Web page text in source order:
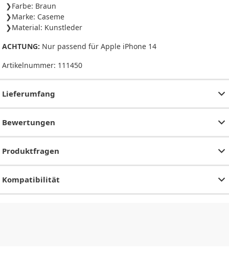
Farbe: Braun
Marke: Caseme
Material: Kunstleder
ACHTUNG: Nur passend für Apple iPhone 14
Artikelnummer: 111450
Lieferumfang
Bewertungen
Produktfragen
Kompatibilität